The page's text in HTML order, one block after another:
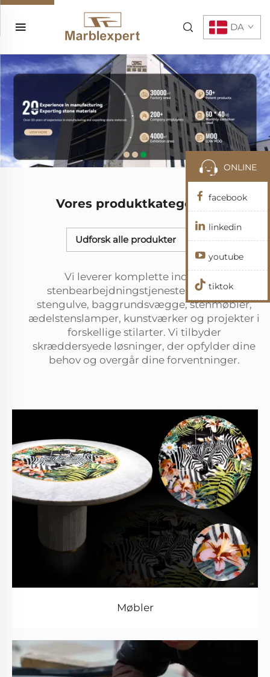
DA
Vores produktkategorier
Udforsk alle produkter
Vi leverer komplette indendørs
stenbearbejdningstjenester, herunder
stengulve, baggrundsvægge, stenmøbler,
ædelstenslamper, kunstværker og projekter i
forskellige stilarter. Vi tilbyder
skræddersyede løsninger, der opfylder dine
behov og overgår dine forventninger.
Møbler
ONLINE
facebook
linkedin
youtube
tiktok